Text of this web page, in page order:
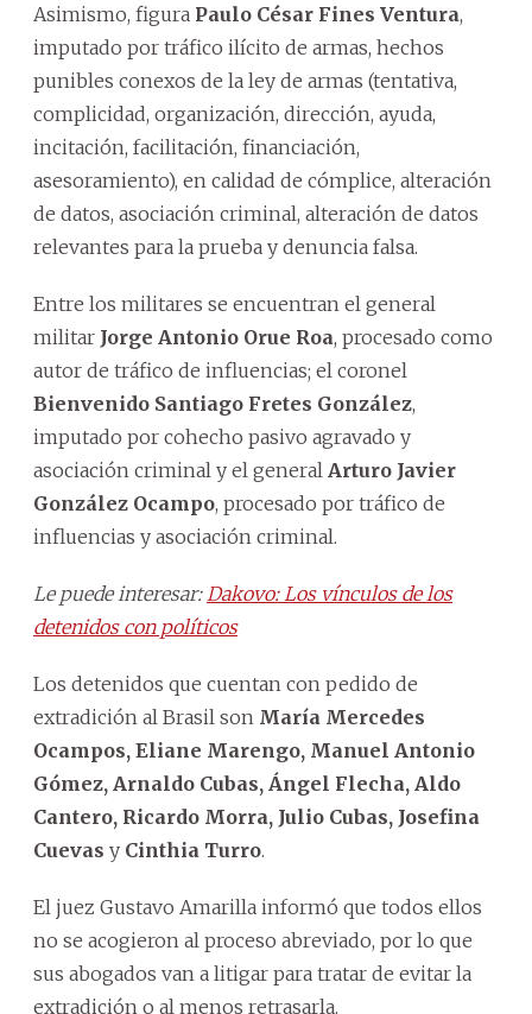
Asimismo, figura Paulo César Fines Ventura,
imputado por tráfico ilícito de armas, hechos
punibles conexos de la ley de armas (tentativa,
complicidad, organización, dirección, ayuda,
incitación, facilitación, financiación,
asesoramiento), en calidad de cómplice, alteración
de datos, asociación criminal, alteración de datos
relevantes para la prueba y denuncia falsa.
Entre los militares se encuentran el general
militar Jorge Antonio Orue Roa, procesado como
autor de tráfico de influencias; el coronel
Bienvenido Santiago Fretes González,
imputado por cohecho pasivo agravado y
asociación criminal y el general Arturo Javier
González Ocampo, procesado por tráfico de
influencias y asociación criminal.
Le puede interesar: Dakovo: Los vínculos de los
detenidos con políticos
Los detenidos que cuentan con pedido de
extradición al Brasil son María Mercedes
Ocampos, Eliane Marengo, Manuel Antonio
Gómez, Arnaldo Cubas, Ángel Flecha, Aldo
Cantero, Ricardo Morra, Julio Cubas, Josefina
Cuevas y Cinthia Turro.
El juez Gustavo Amarilla informó que todos ellos
no se acogieron al proceso abreviado, por lo que
sus abogados van a litigar para tratar de evitar la
extradición o al menos retrasarla.